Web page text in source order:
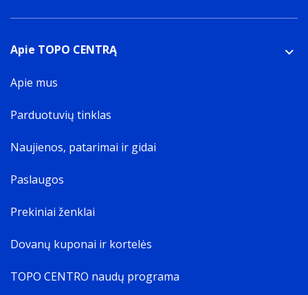
Apie TOPO CENTRĄ
Apie mus
Parduotuvių tinklas
Naujienos, patarimai ir gidai
Paslaugos
Prekiniai ženklai
Dovanų kuponai ir kortelės
TOPO CENTRO naudų programa